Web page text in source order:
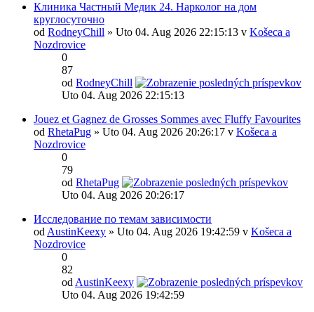
Клиника Частный Медик 24. Нарколог на дом
круглосуточно
od RodneyChill » Uto 04. Aug 2026 22:15:13 v Košeca a
Nozdrovice
0
87
od RodneyChill
Uto 04. Aug 2026 22:15:13
Jouez et Gagnez de Grosses Sommes avec Fluffy Favourites
od RhetaPug » Uto 04. Aug 2026 20:26:17 v Košeca a
Nozdrovice
0
79
od RhetaPug
Uto 04. Aug 2026 20:26:17
Исследование по темам зависимости
od AustinKeexy » Uto 04. Aug 2026 19:42:59 v Košeca a
Nozdrovice
0
82
od AustinKeexy
Uto 04. Aug 2026 19:42:59